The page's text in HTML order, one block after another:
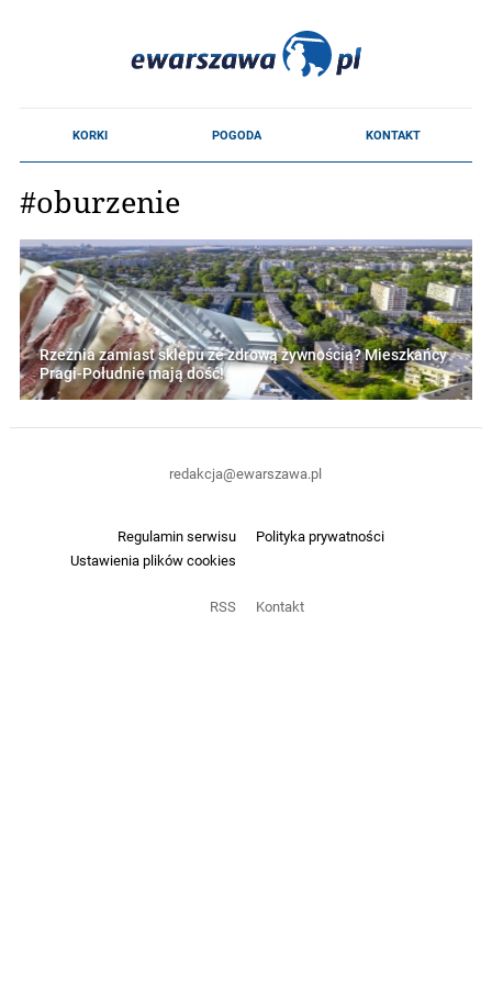
#oburzenie
Rzeźnia zamiast sklepu ze zdrową żywnością? Mieszkańcy
Pragi-Południe mają dość!
Regulamin serwisu
Polityka prywatności
Ustawienia plików cookies
RSS Kontakt
redakcja@ewarszawa.pl